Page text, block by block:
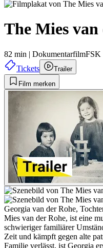
The Mies van
82 min | DokumentarfilmFSK
Tickets
Trailer
Film merken
Georgia van der Rohe,
Mies van der Rohe, ist eine
schwieriger familiärer
Zeit und kämpft gegen alte
Familie verlässt, ist Georgia